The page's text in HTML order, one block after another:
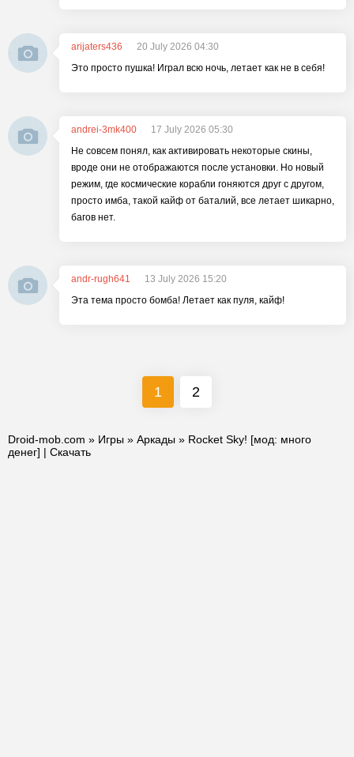
arijaters436
20 July 2026 04:30
Это просто пушка! Играл всю ночь, летает как не в себя!
andrei-3mk400
17 July 2026 05:30
Не совсем понял, как активировать некоторые скины,
вроде они не отображаются после установки. Но новый
режим, где космические корабли гоняются друг с другом,
просто имба, такой кайф от баталий, все летает шикарно,
багов нет.
andr-rugh641
13 July 2026 15:20
Эта тема просто бомба! Летает как пуля, кайф!
1 2
Droid-mob.com » Игры » Аркады » Rocket Sky! [мод: много
денег] | Скачать